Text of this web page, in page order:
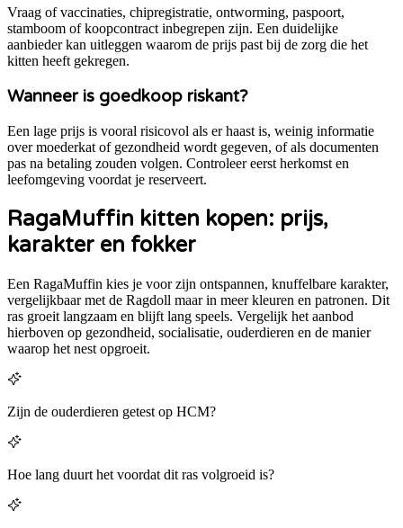
Vraag of vaccinaties, chipregistratie, ontworming, paspoort,
stamboom of koopcontract inbegrepen zijn. Een duidelijke
aanbieder kan uitleggen waarom de prijs past bij de zorg die het
kitten heeft gekregen.
Wanneer is goedkoop riskant?
Een lage prijs is vooral risicovol als er haast is, weinig informatie
over moederkat of gezondheid wordt gegeven, of als documenten
pas na betaling zouden volgen. Controleer eerst herkomst en
leefomgeving voordat je reserveert.
RagaMuffin kitten kopen: prijs,
karakter en fokker
Een RagaMuffin kies je voor zijn ontspannen, knuffelbare karakter,
vergelijkbaar met de Ragdoll maar in meer kleuren en patronen. Dit
ras groeit langzaam en blijft lang speels. Vergelijk het aanbod
hierboven op gezondheid, socialisatie, ouderdieren en de manier
waarop het nest opgroeit.
Zijn de ouderdieren getest op HCM?
Hoe lang duurt het voordat dit ras volgroeid is?